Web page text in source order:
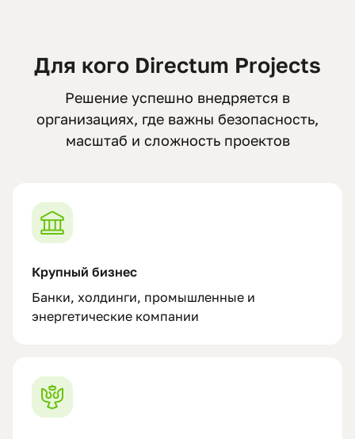
Для кого Directum Projects
Решение успешно внедряется в
организациях, где важны безопасность,
масштаб и сложность проектов
Крупный бизнес
Банки, холдинги, промышленные и
энергетические компании